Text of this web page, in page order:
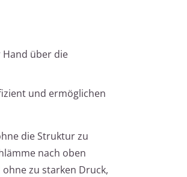
Hand über die
und ermöglichen
die Struktur zu
nach oben
zu starken Druck,